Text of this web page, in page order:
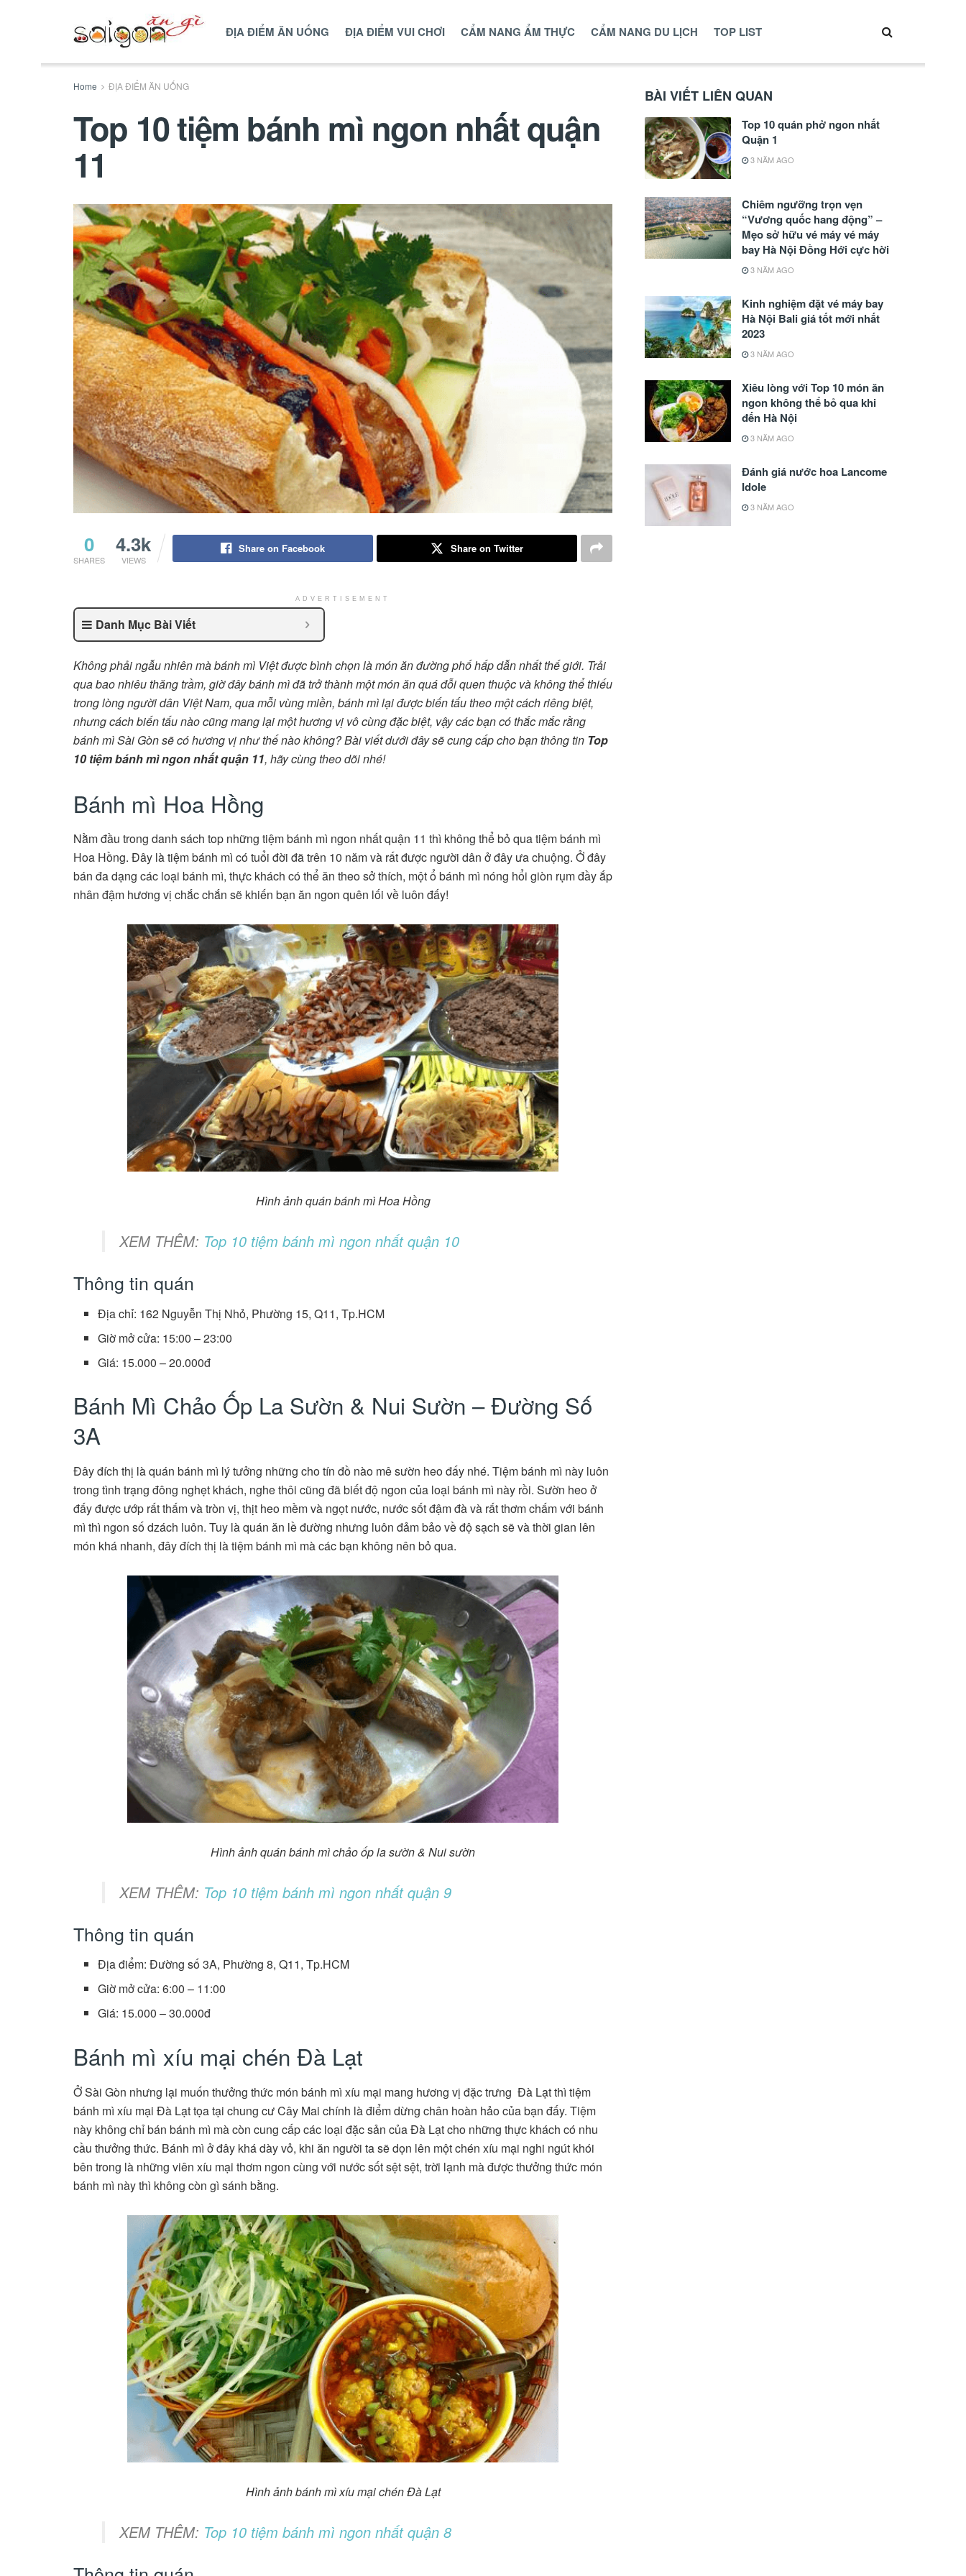
ĐỊA ĐIỂM ĂN UỐNG ĐỊA ĐIỂM VUI CHƠI CẨM NANG ẨM THỰC CẨM NANG DU LỊCH TOP LIST
Home ĐỊA ĐIỂM ĂN UỐNG
Top 10 tiệm bánh mì ngon nhất quận
11
0
SHARES
4.3k
VIEWS
Share on Facebook Share on Twitter
ADVERTISEMENT
Danh Mục Bài Viết
Không phải ngẫu nhiên mà bánh mì Việt được bình chọn là món ăn đường phố hấp dẫn nhất thế giới. Trải
qua bao nhiêu thăng trầm, giờ đây bánh mì đã trở thành một món ăn quá đỗi quen thuộc và không thể thiếu
trong lòng người dân Việt Nam, qua mỗi vùng miền, bánh mì lại được biến tấu theo một cách riêng biệt,
nhưng cách biến tấu nào cũng mang lại một hương vị vô cùng đặc biệt, vậy các bạn có thắc mắc rằng
bánh mì Sài Gòn sẽ có hương vị như thế nào không? Bài viết dưới đây sẽ cung cấp cho bạn thông tin Top
10 tiệm bánh mì ngon nhất quận 11, hãy cùng theo dõi nhé!
Bánh mì Hoa Hồng
Nằm đầu trong danh sách top những tiệm bánh mì ngon nhất quận 11 thì không thể bỏ qua tiệm bánh mì
Hoa Hồng. Đây là tiệm bánh mì có tuổi đời đã trên 10 năm và rất được người dân ở đây ưa chuộng. Ở đây
bán đa dạng các loại bánh mì, thực khách có thể ăn theo sở thích, một ổ bánh mì nóng hổi giòn rụm đầy ắp
nhân đậm hương vị chắc chắn sẽ khiến bạn ăn ngon quên lối về luôn đấy!
Hình ảnh quán bánh mì Hoa Hồng
XEM THÊM: Top 10 tiệm bánh mì ngon nhất quận 10
Thông tin quán
Địa chỉ: 162 Nguyễn Thị Nhỏ, Phường 15, Q11, Tp.HCM
Giờ mở cửa: 15:00 – 23:00
Giá: 15.000 – 20.000đ
Bánh Mì Chảo Ốp La Sườn & Nui Sườn – Đường Số
3A
Đây đích thị là quán bánh mì lý tưởng những cho tín đồ nào mê sườn heo đấy nhé. Tiệm bánh mì này luôn
trong tình trạng đông nghẹt khách, nghe thôi cũng đã biết độ ngon của loại bánh mì này rồi. Sườn heo ở
đấy được ướp rất thấm và tròn vị, thịt heo mềm và ngọt nước, nước sốt đậm đà và rất thơm chấm với bánh
mì thì ngon số dzách luôn. Tuy là quán ăn lề đường nhưng luôn đảm bảo về độ sạch sẽ và thời gian lên
món khá nhanh, đây đích thị là tiệm bánh mì mà các bạn không nên bỏ qua.
Hình ảnh quán bánh mì chảo ốp la sườn & Nui sườn
XEM THÊM: Top 10 tiệm bánh mì ngon nhất quận 9
Thông tin quán
Địa điểm: Đường số 3A, Phường 8, Q11, Tp.HCM
Giờ mở cửa: 6:00 – 11:00
Giá: 15.000 – 30.000đ
Bánh mì xíu mại chén Đà Lạt
Ở Sài Gòn nhưng lại muốn thưởng thức món bánh mì xíu mại mang hương vị đặc trưng Đà Lạt thì tiệm
bánh mì xíu mại Đà Lạt tọa tại chung cư Cây Mai chính là điểm dừng chân hoàn hảo của bạn đấy. Tiệm
này không chỉ bán bánh mì mà còn cung cấp các loại đặc sản của Đà Lạt cho những thực khách có nhu
cầu thưởng thức. Bánh mì ở đây khá dày vỏ, khi ăn người ta sẽ dọn lên một chén xíu mại nghi ngút khói
bên trong là những viên xíu mại thơm ngon cùng với nước sốt sệt sệt, trời lạnh mà được thưởng thức món
bánh mì này thì không còn gì sánh bằng.
Hình ảnh bánh mì xíu mại chén Đà Lạt
XEM THÊM: Top 10 tiệm bánh mì ngon nhất quận 8
BÀI VIẾT LIÊN QUAN
Top 10 quán phở ngon nhất
Quận 1
3 NĂM AGO
Chiêm ngưỡng trọn vẹn
“Vương quốc hang động” –
Mẹo sở hữu vé máy vé máy
bay Hà Nội Đồng Hới cực hời
3 NĂM AGO
Kinh nghiệm đặt vé máy bay
Hà Nội Bali giá tốt mới nhất
2023
3 NĂM AGO
Xiêu lòng với Top 10 món ăn
ngon không thể bỏ qua khi
đến Hà Nội
3 NĂM AGO
Đánh giá nước hoa Lancome
Idole
3 NĂM AGO